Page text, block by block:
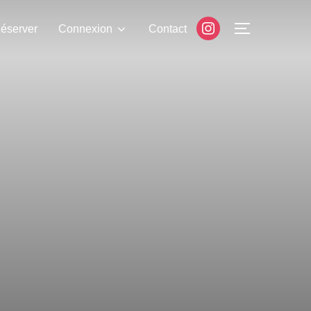
Connexion Contact